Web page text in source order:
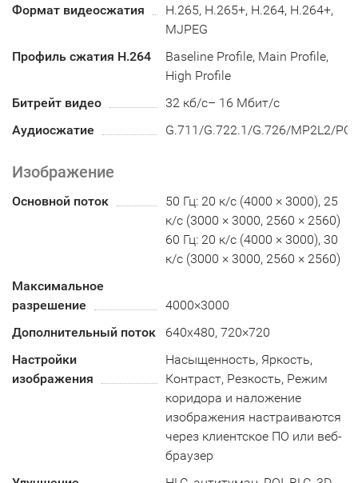
Формат видеосжатия
H.265, H.265+, H.264, H.264+,
MJPEG
Профиль сжатия H.264
Baseline Profile, Main Profile,
High Profile
Битрейт видео
32 кб/с– 16 Мбит/с
Аудиосжатие
G.711/G.722.1/G.726/MP2L2/
Изображение
Основной поток
50 Гц: 20 к/с (4000 × 3000), 25
к/с (3000 × 3000, 2560 × 2560)
60 Гц: 20 к/с (4000 × 3000), 30
к/с (3000 × 3000, 2560 × 2560)
Максимальное
разрешение
4000×3000
Дополнительный поток
640x480, 720×720
Настройки
изображения
Насыщенность, Яркость,
Контраст, Резкость, Режим
коридора и наложение
изображения настраиваются
через клиентское ПО или веб-
браузер